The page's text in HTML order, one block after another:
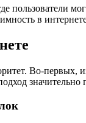
пользователи
в
Во-
значительно